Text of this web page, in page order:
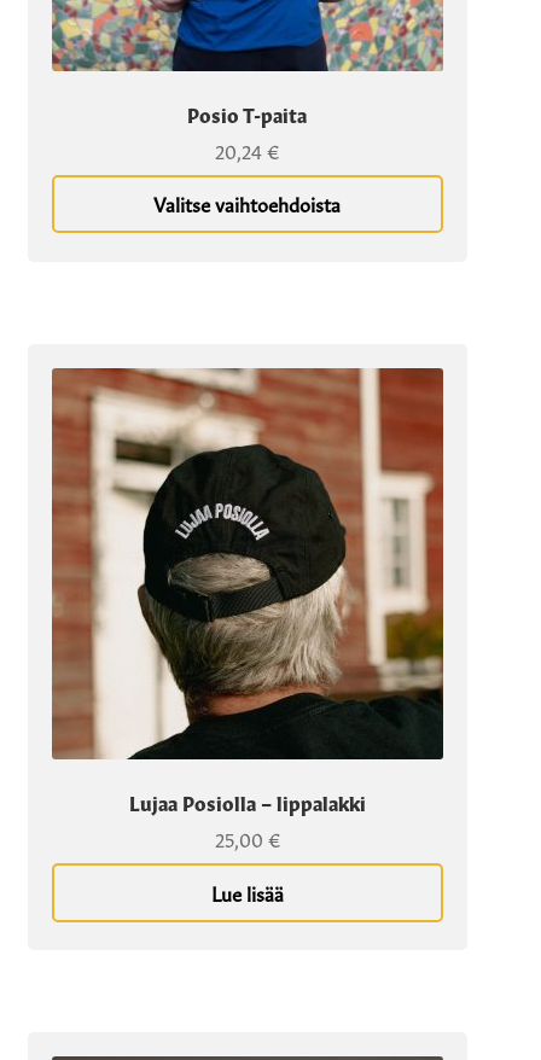
Posio T-paita
20,24€
Valitse vaihtoehdoista
Lujaa Posiolla – lippalakki
25,00 €
Lue lisää